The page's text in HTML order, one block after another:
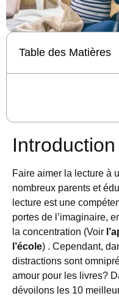
Table des Matières
Introduction
Faire aimer la lecture à
nombreux parents et
lecture est une
portes de l’imaginaire,
la concentration (Voir
l’école) . Cependant,
distractions sont
amour pour les livres?
dévoilons les 10